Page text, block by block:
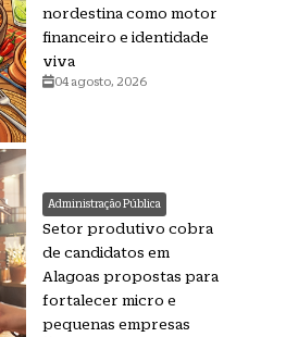
nordestina como motor
financeiro e identidade
viva
04 agosto, 2026
Administração Pública
Setor produtivo cobra
de candidatos em
Alagoas propostas para
fortalecer micro e
pequenas empresas